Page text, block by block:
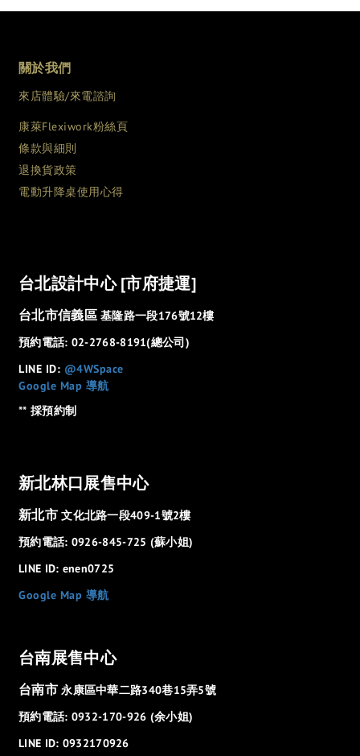
關於我們
來店體驗/來電諮詢
康萊Flexiwork粉絲頁
條款與細則
退換貨政策
電動升降桌使用心得
台北設計中心 [市府捷運]
台北市信義區基隆路一段176號12樓
預約電話: 02-2768-8191(總公司)
LINE ID: @4WSpace
Google Map 導航
** 採預約制
新北林口展售中心
新北市文化北路一段409-1號2樓
預約電話: 0926-845-725 (蘇小姐)
LINE ID: enen0725
Google Map 導航
台南展售中心
台南市永康區中華二路340巷15弄5號
預約電話: 0932-170-926 (余小姐)
LINE ID: 0932170926